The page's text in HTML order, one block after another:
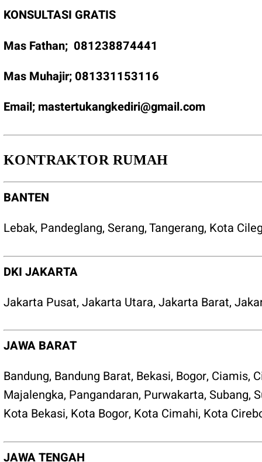
KONSULTASI GRATIS
Mas Fathan; 081238874441
Mas Muhajir; 081331153116
Email; mastertukangkediri@gmail.com
KONTRAKTOR RUMAH
BANTEN
Lebak, Pandeglang, Serang,Tangerang, Kota
DKI JAKARTA
Jakarta Pusat, Jakarta Utara, Jakarta Barat,
JAWA BARAT
Bandung, Bandung Barat, Bekasi, Bogor, Ciamis,
Majalengka, Pangandaran, Purwakarta, Subang,
Kota Bekasi, Kota Bogor, Kota Cimahi, Kota
JAWA TENGAH